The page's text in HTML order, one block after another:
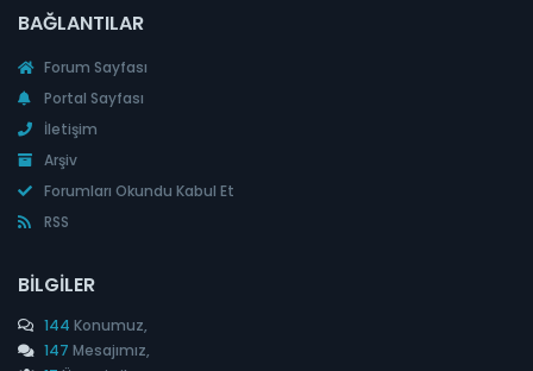
BAĞLANTILAR
Forum Sayfası
Portal Sayfası
İletişim
Arşiv
Forumları Okundu Kabul Et
RSS
BILGILER
144 Konumuz,
147 Mesajımız,